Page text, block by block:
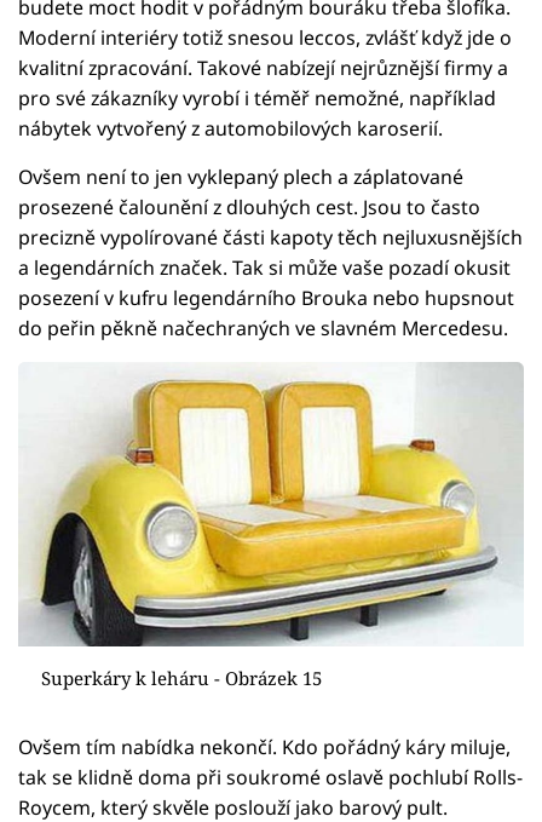
budete moct hodit v pořádným bouráku třeba šlofíka.
Moderní interiéry totiž snesou leccos, zvlášť když jde o
kvalitní zpracování. Takové nabízejí nejrůznější firmy a
pro své zákazníky vyrobí i téměř nemožné, například
nábytek vytvořený z automobilových karoserií.
Ovšem není to jen vyklepaný plech a záplatované
prosezené čalounění z dlouhých cest. Jsou to často
precizně vypolírované části kapoty těch nejluxusnějších
a legendárních značek. Tak si může vaše pozadí okusit
posezení v kufru legendárního Brouka nebo hupsnout
do peřin pěkně načechraných ve slavném Mercedesu.
Superkáry k leháru - Obrázek 15
Ovšem tím nabídka nekončí. Kdo pořádný káry miluje,
tak se klidně doma při soukromé oslavě pochlubí Rolls-
Roycem, který skvěle poslouží jako barový pult.